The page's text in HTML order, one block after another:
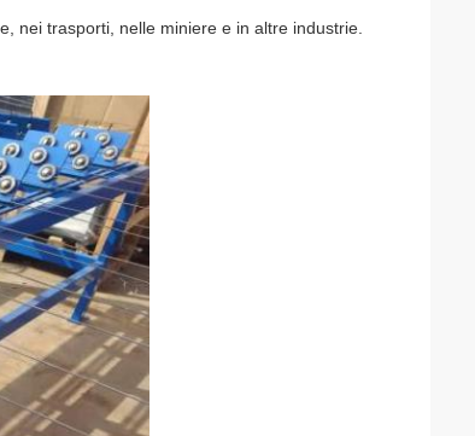
nei trasporti, nelle miniere e in altre industrie.